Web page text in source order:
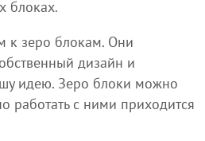
блоках.
к зеро блокам. Они
дизайн и
идею. Зеро блоки можно
работать с ними приходится